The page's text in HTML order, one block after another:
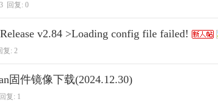
回复: 0
v2.84 >Loading config file failed!
复: 2
固件镜像下载(2024.12.30)
复: 1